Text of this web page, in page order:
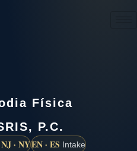
Física
P.C.
· NYEN · ES Intake